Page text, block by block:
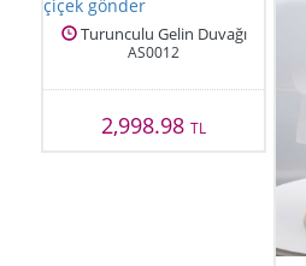
Turunculu Gelin Duvağı
AS0012
2,998.98TL